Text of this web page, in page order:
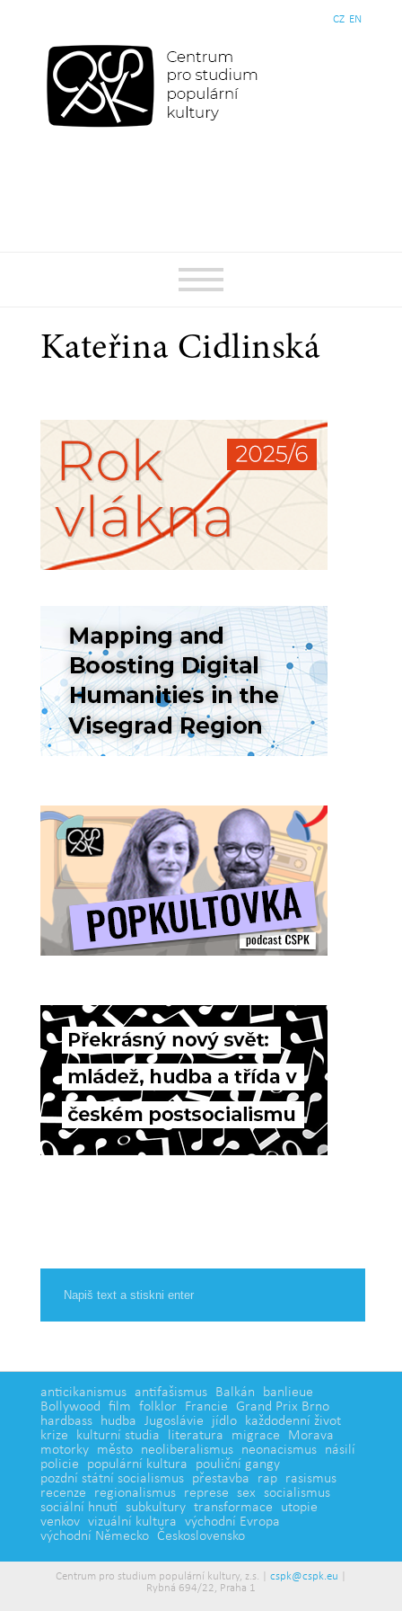
CZ EN
Kateřina Cidlinská
anticikanismus antifašismus Balkán
banlieue
Bollywood
film folklor Francie
Grand Prix Brno
hardbass
hudba Jugoslávie jídlo
každodenní život
krize
kulturní studia literatura migrace
Morava
motorky
město neoliberalismus neonacismus
násilí
policie
populární kultura
pouliční gangy
pozdní státní socialismus
přestavba rap
rasismus
recenze
regionalismus represe sex
socialismus
sociální hnutí
subkultury transformace
utopie
venkov vizuální kultura
východní Evropa
východní Německo
Československo
Centrum pro studium populární kultury, z.s. | cspk@cspk.eu
Rybná 694/22, Praha 1